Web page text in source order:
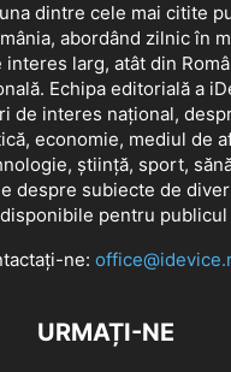
dintre cele mai citite
abordând zilnic în
larg, atât din
Echipa editorială a
de interes național,
economie, mediul de
știință, sport,
despre subiecte de
pentru publicul
ne:
URMAȚI-NE